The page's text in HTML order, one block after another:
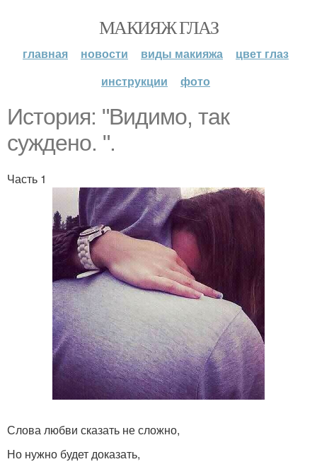
МАКИЯЖ ГЛАЗ
главная новости виды макияжа
цвет глаз
инструкции
фото
История: "Видимо, так
суждено. ".
Часть 1
Слова любви сказать не сложно,
Но нужно будет доказать,